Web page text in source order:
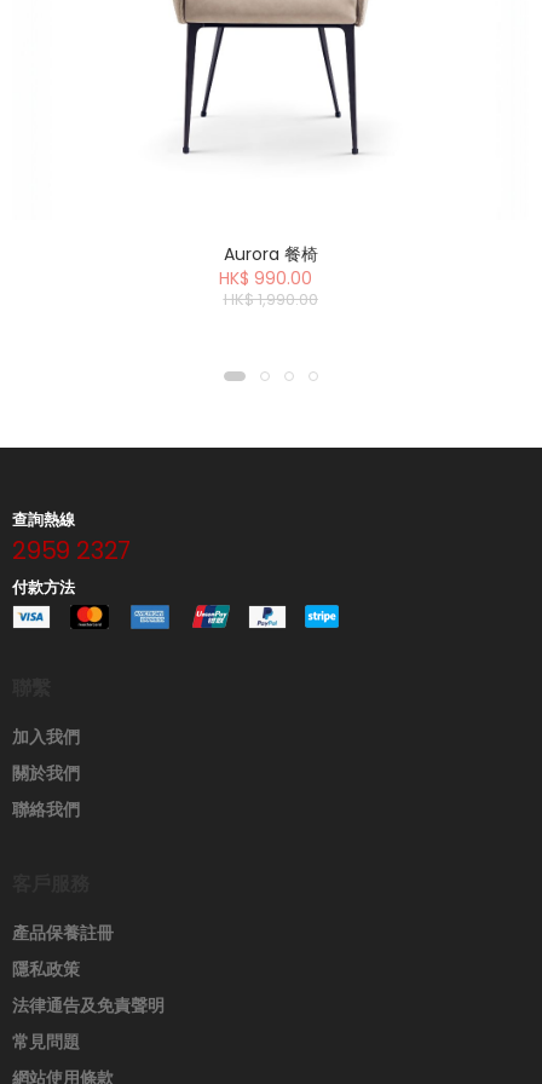
Aurora 餐椅
HK$ 990.00
HK$ 1,990.00
查詢熱線
2959 2327
付款方法
加入我們
關於我們
聯絡我們
產品保養註冊
隱私政策
法律通告及免責聲明
常見問題
網站使用條款